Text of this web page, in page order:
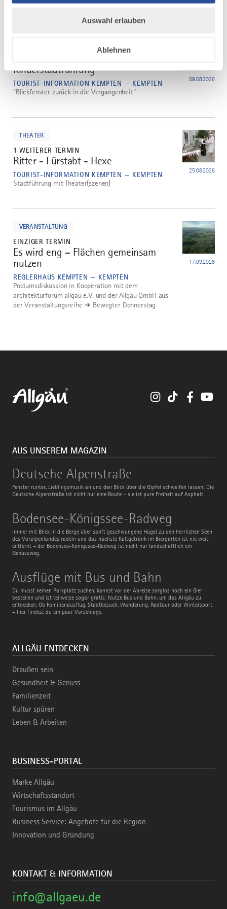
Auswahl erlauben
Ablehnen
Kinderstadtführung
TOURIST-INFORMATION KEMPTEN — KEMPTEN 09.08.2026
"Blickfenster zurück in die Vergangenheit"
THEATER
1 WEITERER TERMIN
4
Ritter - Fürstabt - Hexe
TOURIST-INFORMATION KEMPTEN — KEMPTEN 25.08.2026
Stadtführung mit Theater(szenen)
VERANSTALTUNG
EINZIGER TERMIN
Es wird eng – Flächen gemeinsam
nutzen
REGLERHAUS KEMPTEN — KEMPTEN
17.09.2026
Podiumsdiskussion in Kooperation mit dem
architekturforum allgäu e.V. und der Allgäu GmbH aus
der Veranstaltungsreihe ➜ Bewegter Donnerstag
InstagramTikTok
AUS UNSEREM MAGAZIN
Deutsche Alpenstraße
Fenster runter, Lieblingsmusik an und den Blick über die Gipfel schweifen lassen: Die
Deutsche Alpenstraße ist nicht nur eine Route – sie ist pure Freiheit auf Asphalt.
Deutsche
Alpenstraße
Bodensee-Königssee-Radweg
Immer mit Blick in die Berge über sanft geschwungene Hügel zu den herrlichen Seen
des Voralpenlandes radeln und das nächste Kaltgetränk im Biergarten ist nie weit
entfernt – der Bodensee-Königssee-Radweg ist nicht nur landschaftlich ein
Genussweg.
Bodensee-
Königssee-
Radweg
Ausflüge mit Bus und Bahn
Du musst keinen Parkplatz suchen, kannst vor der Abreise sorglos noch ein Bier
bestellen und ist teilweise sogar gratis: Nutze Bus und Bahn, um das Allgäu zu
entdecken. Ob Familienausflug, Stadtbesuch, Wanderung, Radtour oder Wintersport
– hier findest du ein paar Vorschläge.
Ausflüge
mit
Bus
und
Bahn
ALLGÄU ENTDECKEN
Draußen sein
Gesundheit & Genuss
Familienzeit
Kultur spüren
Leben & Arbeiten
BUSINESS-PORTAL
Marke Allgäu
Wirtschaftsstandort
Tourismus im Allgäu
Business Service: Angebote für die Region
Innovation und Gründung
KONTAKT & INFORMATION
info@allgaeu.de